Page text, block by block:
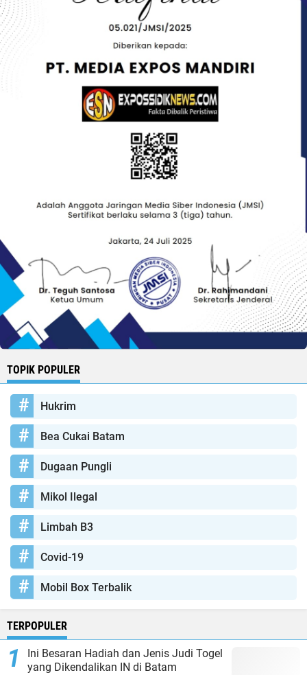
TOPIK POPULER
Hukrim
Bea Cukai Batam
Dugaan Pungli
Mikol Ilegal
Limbah B3
Covid-19
Mobil Box Terbalik
TERPOPULER
Ini Besaran Hadiah dan Jenis Judi Togel
yang Dikendalikan IN di Batam